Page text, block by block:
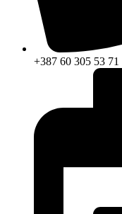
+387 60 305 53 71